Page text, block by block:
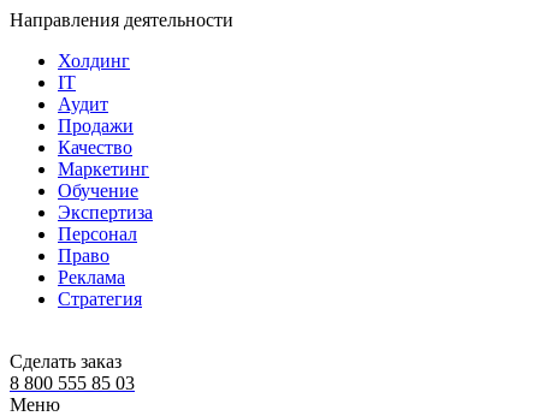
Направления деятельности
Холдинг
IT
Аудит
Продажи
Качество
Маркетинг
Обучение
Экспертиза
Персонал
Право
Реклама
Стратегия
Сделать заказ
8 800 555 85 03
Меню